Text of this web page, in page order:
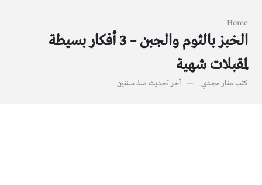
Home
الخبز بالثوم والجبن – 3 أفكار بسيطة
لمقبلات شهية
كتب منار مجدي آخر تحديث منذ سنتين